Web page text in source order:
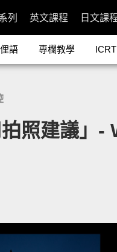
列 英文課程 日文課
語 專欄教學 ICRT
拍照建議